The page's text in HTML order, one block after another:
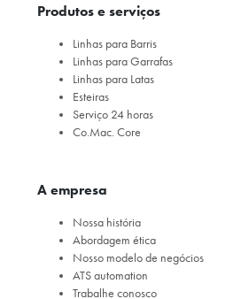
Produtos e serviços
Linhas para Barris
Linhas para Garrafas
Linhas para Latas
Esteiras
Serviço 24 horas
Co.Mac. Core
A empresa
Nossa história
Abordagem ética
Nosso modelo de negócios
ATS automation
Trabalhe conosco